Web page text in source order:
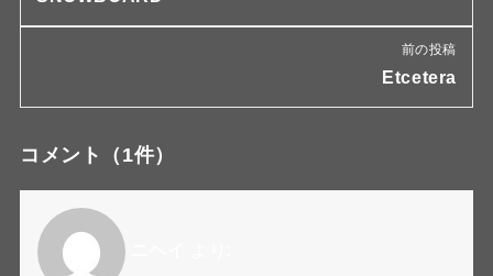
前の投稿
Etcetera
コメント （1件）